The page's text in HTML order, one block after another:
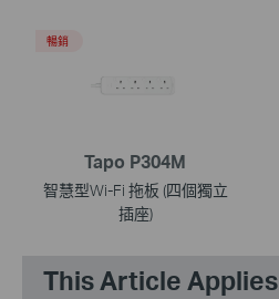
Tapo P304M
智慧型Wi-Fi 拖板 (四個獨立
插座)
暢銷
This Article